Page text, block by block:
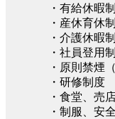
・有給休暇
・産休育休
・介護休暇
・社員登用
・原則禁煙
・研修制度
・食堂、売
・制服、安